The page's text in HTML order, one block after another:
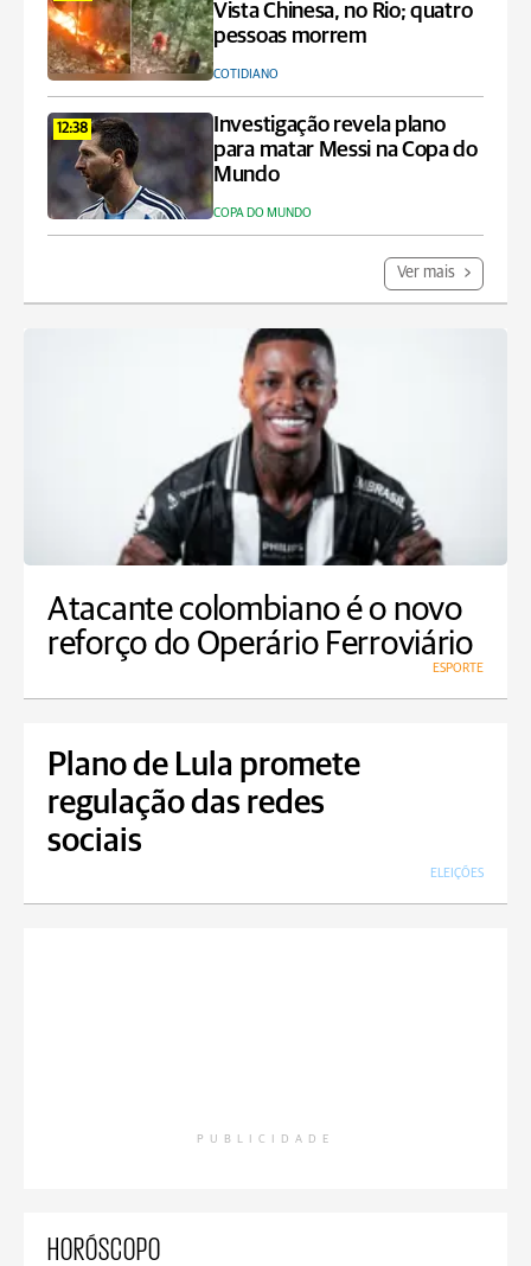
Vista Chinesa, no Rio; quatro
pessoas morrem
COTIDIANO
12:38
Investigação revela plano
para matar Messi na Copa do
Mundo
COPA DO MUNDO
Ver mais
Atacante colombiano é o novo
reforço do Operário Ferroviário
ESPORTE
Plano de Lula promete
regulação das redes
sociais
ELEIÇÕES
PUBLICIDADE
HORÓSCOPO